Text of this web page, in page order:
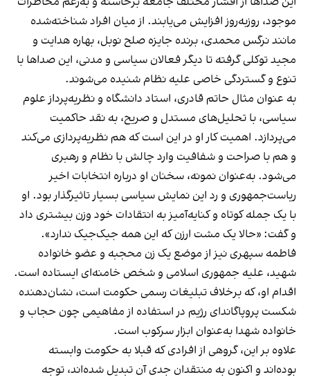
موجود، روزبه‌روز افزایش می‌یابند. از میان افراد شناخته‌شده
مانند نرگس محمدی، برنده جایزه صلح نوبل، بهاره هدایت و
مجید توکلی گرفته تا دیگر فعالان سیاسی و مدنی، این صداها با
تنوع و گستردگی خاصی علیه نظام شنیده می‌شوند.
به عنوان مثال حاتم قادری، استاد دانشگاه و نظریه‌پرداز علوم
سیاسی، با تحلیل‌های مستدل و صریح، به نقد حاکمیت
می‌پردازد. اهمیت کار او در این است که هم نظریه‌پردازی می‌کند
و هم با صراحت و شفافیت وارد چالش با نظام و رهبری
می‌شود. به‌عنوان نمونه، سخنان او درباره انتخابات اخیر
ریاست‌جمهوری و رد این نمایش سیاسی بسیار تاثیرگذار بود. او
با یک جمله کوتاه و کنایه‌آمیز به انتقادات خود وزن بیشتری داد
و گفت: «حالا یک مشت ارزن که این همه جیک‌جیک ندارد».
فاطمه سپهری نیز از موضع یک زن محجبه و عضو خانواده
شهید، علیه جمهوری اسلامی و شخص خامنه‌ای ایستاده است.
اقدام او، که برخلاف تبلیغات رسمی حکومت است، نشان‌دهنده
شکست پروپاگاندای رژیم در استفاده از مفاهیمی چون حجاب و
خانواده شهدا به‌عنوان ابزار سرکوب است.
علاوه بر این، گروهی از افرادی که قبلا به حکومت وابسته
بوده‌اند و اکنون به منتقدان جدی آن تبدیل شده‌اند، توجه